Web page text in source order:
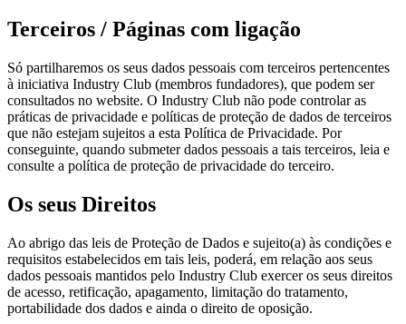
Terceiros / Páginas com ligação
Só partilharemos os seus dados pessoais com terceiros pertencentes
à iniciativa Industry Club (membros fundadores), que podem ser
consultados no website. O Industry Club não pode controlar as
práticas de privacidade e políticas de proteção de dados de terceiros
que não estejam sujeitos a esta Política de Privacidade. Por
conseguinte, quando submeter dados pessoais a tais terceiros, leia e
consulte a política de proteção de privacidade do terceiro.
Os seus Direitos
Ao abrigo das leis de Proteção de Dados e sujeito(a) às condições e
requisitos estabelecidos em tais leis, poderá, em relação aos seus
dados pessoais mantidos pelo Industry Club exercer os seus direitos
de acesso, retificação, apagamento, limitação do tratamento,
portabilidade dos dados e ainda o direito de oposição.